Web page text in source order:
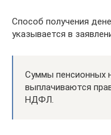
Способ получения
указывается в
Суммы пенсионных
выплачиваются
НДФЛ.